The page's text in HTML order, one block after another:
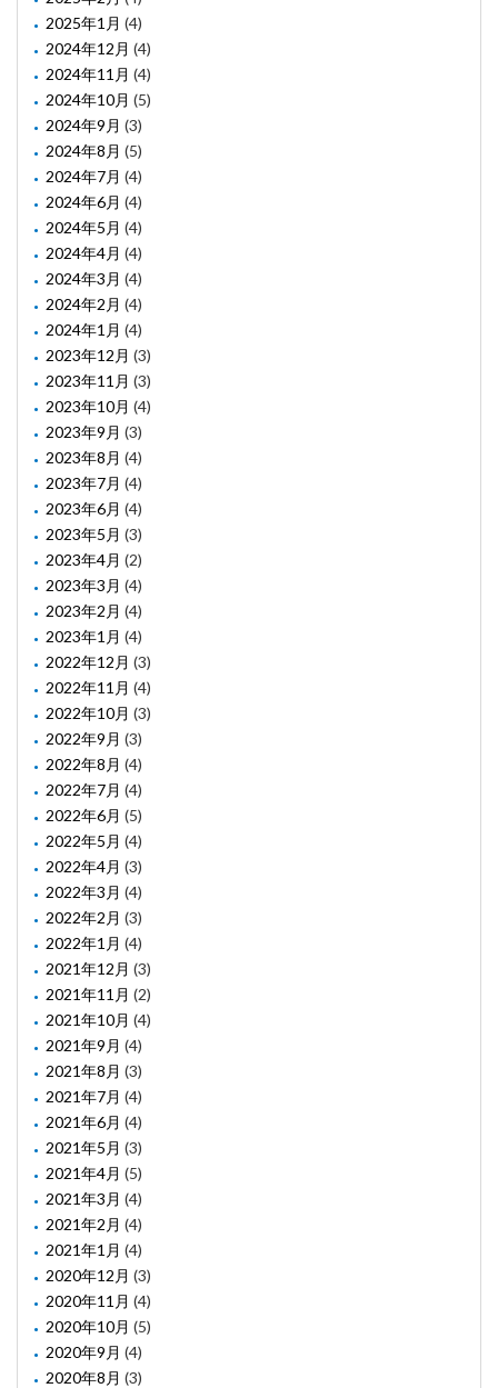
2025年1月 (4)
2024年12月 (4)
2024年11月 (4)
2024年10月 (5)
2024年9月 (3)
2024年8月 (5)
2024年7月 (4)
2024年6月 (4)
2024年5月 (4)
2024年4月 (4)
2024年3月 (4)
2024年2月 (4)
2024年1月 (4)
2023年12月 (3)
2023年11月 (3)
2023年10月 (4)
2023年9月 (3)
2023年8月 (4)
2023年7月 (4)
2023年6月 (4)
2023年5月 (3)
2023年4月 (2)
2023年3月 (4)
2023年2月 (4)
2023年1月 (4)
2022年12月 (3)
2022年11月 (4)
2022年10月 (3)
2022年9月 (3)
2022年8月 (4)
2022年7月 (4)
2022年6月 (5)
2022年5月 (4)
2022年4月 (3)
2022年3月 (4)
2022年2月 (3)
2022年1月 (4)
2021年12月 (3)
2021年11月 (2)
2021年10月 (4)
2021年9月 (4)
2021年8月 (3)
2021年7月 (4)
2021年6月 (4)
2021年5月 (3)
2021年4月 (5)
2021年3月 (4)
2021年2月 (4)
2021年1月 (4)
2020年12月 (3)
2020年11月 (4)
2020年10月 (5)
2020年9月 (4)
2020年8月 (3)